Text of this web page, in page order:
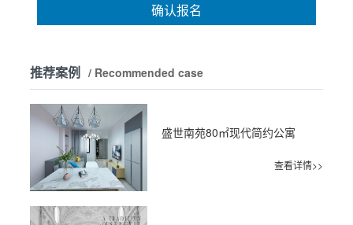
确认报名
推荐案例 / Recommended case
盛世南苑80㎡现代简约公寓
查看详情>>